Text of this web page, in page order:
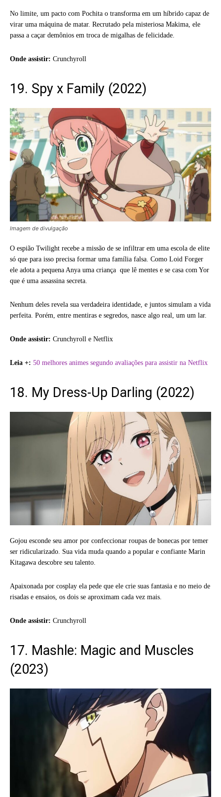
No limite, um pacto com Pochita o transforma em um híbrido capaz de
virar uma máquina de matar. Recrutado pela misteriosa Makima, ele
passa a caçar demônios em troca de migalhas de felicidade.
Onde assistir: Crunchyroll
19. Spy x Family (2022)
Imagem de divulgação
O espião Twilight recebe a missão de se infiltrar em uma escola de elite
só que para isso precisa formar uma família falsa. Como Loid Forger
ele adota a pequena Anya uma criança que lê mentes e se casa com Yor
que é uma assassina secreta.
Nenhum deles revela sua verdadeira identidade, e juntos simulam a vida
perfeita. Porém, entre mentiras e segredos, nasce algo real, um um lar.
Onde assistir: Crunchyroll e Netflix
Leia +: 50 melhores animes segundo avaliações para assistir na Netflix
18. My Dress-Up Darling (2022)
Gojou esconde seu amor por confeccionar roupas de bonecas por temer
ser ridicularizado. Sua vida muda quando a popular e confiante Marin
Kitagawa descobre seu talento.
Apaixonada por cosplay ela pede que ele crie suas fantasia e no meio de
risadas e ensaios, os dois se aproximam cada vez mais.
Onde assistir: Crunchyroll
17. Mashle: Magic and Muscles
(2023)